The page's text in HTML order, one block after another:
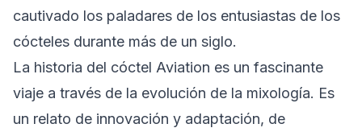
cautivado los paladares de los entusiastas de los
cócteles durante más de un siglo.
La historia del cóctel Aviation es un fascinante
viaje a través de la evolución de la mixología. Es
un relato de innovación y adaptación, de